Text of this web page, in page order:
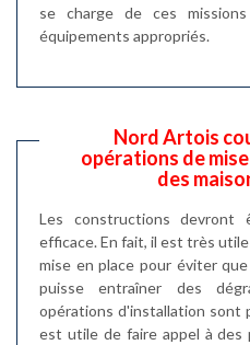
se charge de ces
équipements appropriés.
Nord Artois
opérations de
des
Les constructions devront
efficace. En fait, il est très
mise en place pour éviter
puisse entraîner des
opérations d'installation sont
est utile de faire appel à des